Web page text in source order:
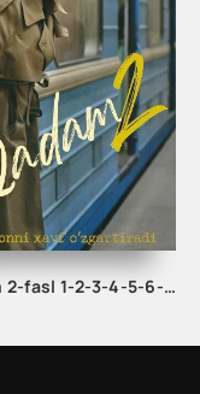
Qadam 2-fasl 1-2-3-4-5-6-7-8-9-10-11-12-13-14-15 Qism uzbek milliy serial 2-mavsum 2023